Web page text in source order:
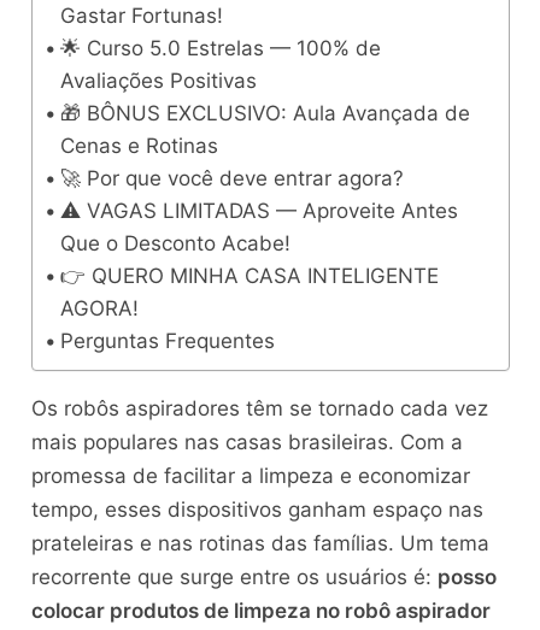
Gastar Fortunas!
🌟 Curso 5.0 Estrelas — 100% de
Avaliações Positivas
🎁 BÔNUS EXCLUSIVO: Aula Avançada de
Cenas e Rotinas
🚀 Por que você deve entrar agora?
⚠️ VAGAS LIMITADAS — Aproveite Antes
Que o Desconto Acabe!
👉 QUERO MINHA CASA INTELIGENTE
AGORA!
Perguntas Frequentes
Os robôs aspiradores têm se tornado cada vez
mais populares nas casas brasileiras. Com a
promessa de facilitar a limpeza e economizar
tempo, esses dispositivos ganham espaço nas
prateleiras e nas rotinas das famílias. Um tema
recorrente que surge entre os usuários é: posso
colocar produtos de limpeza no robô aspirador